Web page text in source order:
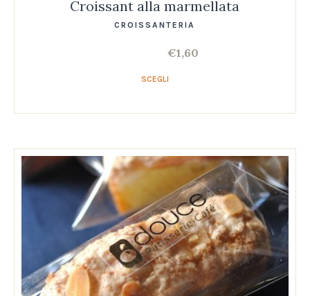
Croissant alla marmellata
CROISSANTERIA
€1,60
SCEGLI